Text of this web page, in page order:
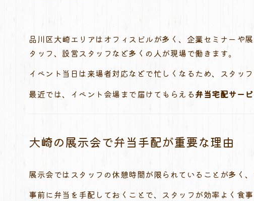
品川区大崎エリアはオフィスビルが多く、企業セミナーや
タッフ、設営スタッフなど多くの人が現場で働きます。
イベント当日は来場者対応などで忙しくなるため、スタッ
最近では、イベント会場まで届けてもらえる弁当宅配サー
大崎の展示会で弁当手配が重要な理由
展示会ではスタッフの休憩時間が限られていることが多く
事前に弁当を手配しておくことで、スタッフが効率よく食